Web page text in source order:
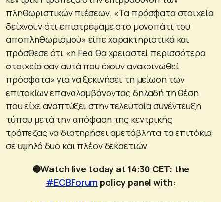
πληθωριστικών πιέσεων. «Τα πρόσφατα στοιχεία
δείχνουν ότι επιστρέψαμε στο μονοπάτι του
αποπληθωρισμού» είπε χαρακτηριστικά και
πρόσθεσε ότι «η Fed θα χρειαστεί περισσότερα
στοιχεία σαν αυτά που έχουν ανακοινωθεί
πρόσφατα» για να ξεκινήσει τη μείωση των
επιτοκίων επαναλαμβάνοντας δηλαδή τη θέση
που είχε αναπτύξει στην τελευταία συνέντευξη
τύπου μετά την απόφαση της κεντρικής
τράπεζας να διατηρήσει αμετάβλητα τα επιτόκια
σε υψηλό δυο και πλέον δεκαετιών.
🔵Watch live today at 14:30 CET: the
#ECBForum policy panel with: